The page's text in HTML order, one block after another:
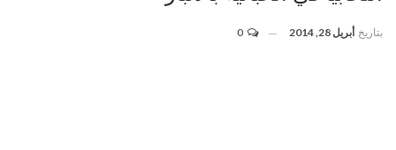
بتاريخ أبريل 28, 2014